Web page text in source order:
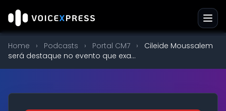
Home › Podcasts › Portal CM7 ›
Cileide Moussalem
será destaque no evento que exa...